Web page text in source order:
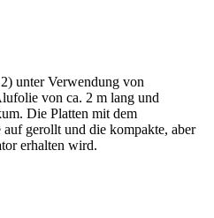
unter Verwendung von
von ca. 2 m lang und
Die Platten mit dem
gerollt und die kompakte, aber
erhalten wird.